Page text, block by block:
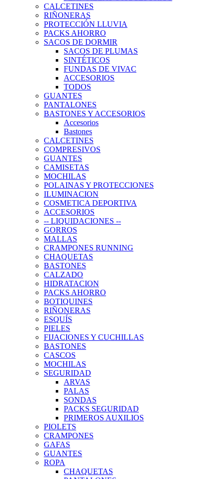
CALCETINES
RIÑONERAS
PROTECCIÓN LLUVIA
PACKS AHORRO
SACOS DE DORMIR
SACOS DE PLUMAS
SINTÉTICOS
FUNDAS DE VIVAC
ACCESORIOS
TODOS
GUANTES
PANTALONES
BASTONES Y ACCESORIOS
Accesorios
Bastones
CALCETINES
COMPRESIVOS
GUANTES
CAMISETAS
MOCHILAS
POLAINAS Y PROTECCIONES
ILUMINACION
COSMETICA DEPORTIVA
ACCESORIOS
-- LIQUIDACIONES --
GORROS
MALLAS
CRAMPONES RUNNING
CHAQUETAS
BASTONES
CALZADO
HIDRATACION
PACKS AHORRO
BOTIQUINES
RIÑONERAS
ESQUÍS
PIELES
FIJACIONES Y CUCHILLAS
BASTONES
CASCOS
MOCHILAS
SEGURIDAD
ARVAS
PALAS
SONDAS
PACKS SEGURIDAD
PRIMEROS AUXILIOS
PIOLETS
CRAMPONES
GAFAS
GUANTES
ROPA
CHAQUETAS